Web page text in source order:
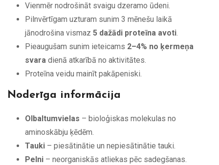
Vienmēr nodrošināt svaigu dzeramo ūdeni.
Pilnvērtīgam uzturam sunim 3 mēnešu laikā
jānodrošina vismaz 5 dažādi proteīna avoti
Pieaugušam sunim ieteicams 2–4% no ķermeņa
svara dienā atkarībā no aktivitātes.
Proteīna veidu mainīt pakāpeniski.
Noderīga informācija
Olbaltumvielas – bioloģiskas molekulas no
aminoskābju ķēdēm.
Tauki – piesātinātie un nepiesātinātie tauki.
Pelni – neorganiskās atliekas pēc sadegšanas.